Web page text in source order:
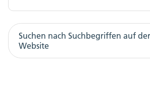
Suchen nach Suchbegriffen auf
Website